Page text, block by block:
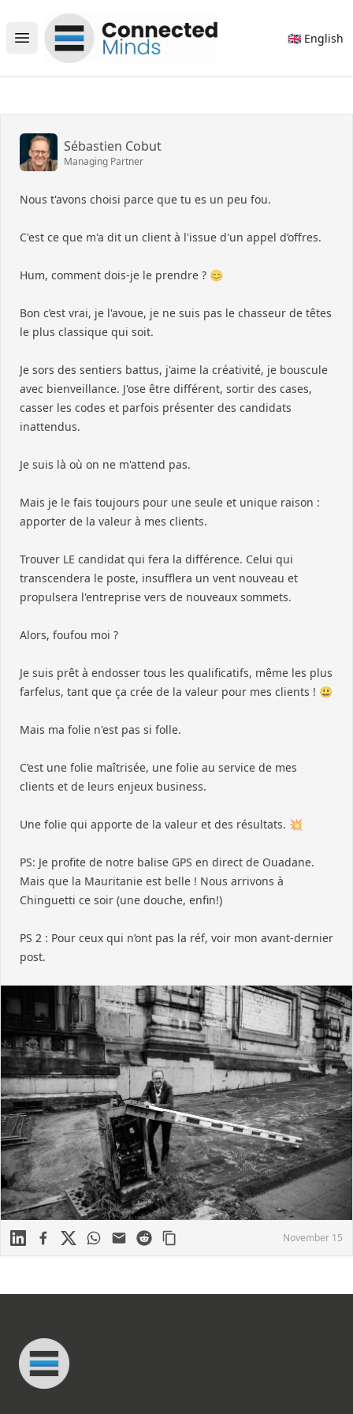
Open main menu
Connected Minds
🇬🇧 English
Sébastien Cobut
Managing Partner
Nous t'avons choisi parce que tu es un peu fou.
C'est ce que m'a dit un client à l'issue d'un appel d’offres.
Hum, comment dois-je le prendre ? 😊
Bon c’est vrai, je l'avoue, je ne suis pas le chasseur de têtes
le plus classique qui soit.
Je sors des sentiers battus, j'aime la créativité, je bouscule
avec bienveillance. J'ose être différent, sortir des cases,
casser les codes et parfois présenter des candidats
inattendus.
Je suis là où on ne m'attend pas.
Mais je le fais toujours pour une seule et unique raison :
apporter de la valeur à mes clients.
Trouver LE candidat qui fera la différence. Celui qui
transcendera le poste, insufflera un vent nouveau et
propulsera l'entreprise vers de nouveaux sommets.
Alors, foufou moi ?
Je suis prêt à endosser tous les qualificatifs, même les plus
farfelus, tant que ça crée de la valeur pour mes clients ! 😃
Mais ma folie n'est pas si folle.
C’est une folie maîtrisée, une folie au service de mes
clients et de leurs enjeux business.
Une folie qui apporte de la valeur et des résultats. 💥
PS: Je profite de notre balise GPS en direct de Ouadane.
Mais que la Mauritanie est belle ! Nous arrivons à
Chinguetti ce soir (une douche, enfin!)
PS 2 : Pour ceux qui n’ont pas la réf, voir mon avant-dernier
post.
LinkedinFacebook
X WhatsApp
Mail Reddit November 15
Connected Minds